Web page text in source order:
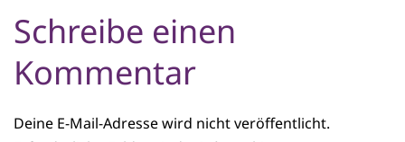
Schreibe einen
Kommentar
Deine E-Mail-Adresse wird nicht veröffentlicht.